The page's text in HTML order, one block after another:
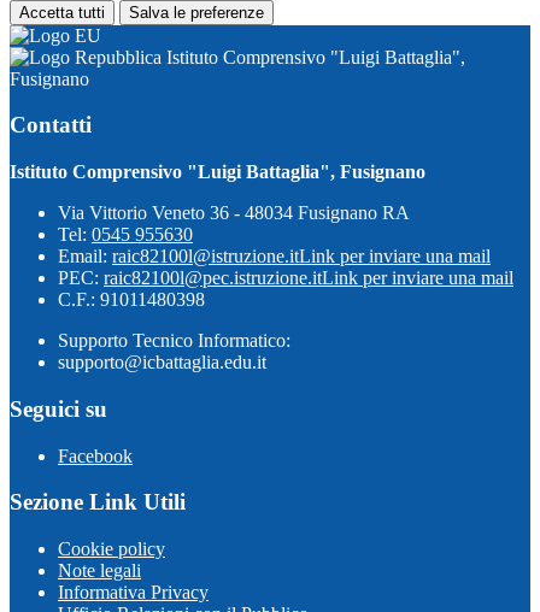
Accetta tutti Salva le preferenze
Istituto Comprensivo "Luigi Battaglia",
Fusignano
Contatti
Istituto Comprensivo "Luigi Battaglia", Fusignano
Via Vittorio Veneto 36 - 48034 Fusignano RA
Tel: 0545 955630
Email: raic82100l@istruzione.itLink per inviare una mail
PEC: raic82100l@pec.istruzione.itLink per inviare una mail
C.F.: 91011480398
Supporto Tecnico Informatico:
supporto@icbattaglia.edu.it
Seguici su
Facebook
Sezione Link Utili
Cookie policy
Note legali
Informativa Privacy